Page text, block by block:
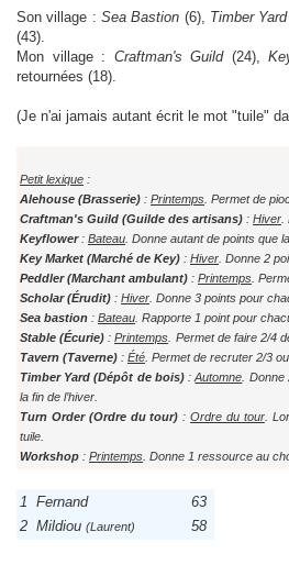
Son village : Sea Bastion (6), Timber Yard
(43).
Mon village : Craftman's Guild(24),
retournées (18).
(Je n'ai jamais autant écrit le mot "tuile"
Petit lexique :
Alehouse (Brasserie) : Printemps . Permet de
Craftman's Guild (Guilde des artisans) : Hiver
Keyflower: Bateau . Donne autant de points que
Key Market (Marché de Key) : Hiver . Donne 2
Peddler (Marchant ambulant) : Printemps .
Scholar (Érudit) : Hiver . Donne 3 points pour
Sea bastion : Bateau . Rapporte 1 point pour
Stable (Écurie) : Printemps Permet de faire 2/4
Tavern (Taverne) : Été . Permet de recruter 2/3
Timber Yard (Dépôt de bois):Automne .
la fin de l’hiver.
Turn Order (Ordre du tour) :Ordre du tour.
tuile.
Workshop : Printemps . Donne 1 ressource au
1 Fernand
63
2 Mildiou (Laurent) 58